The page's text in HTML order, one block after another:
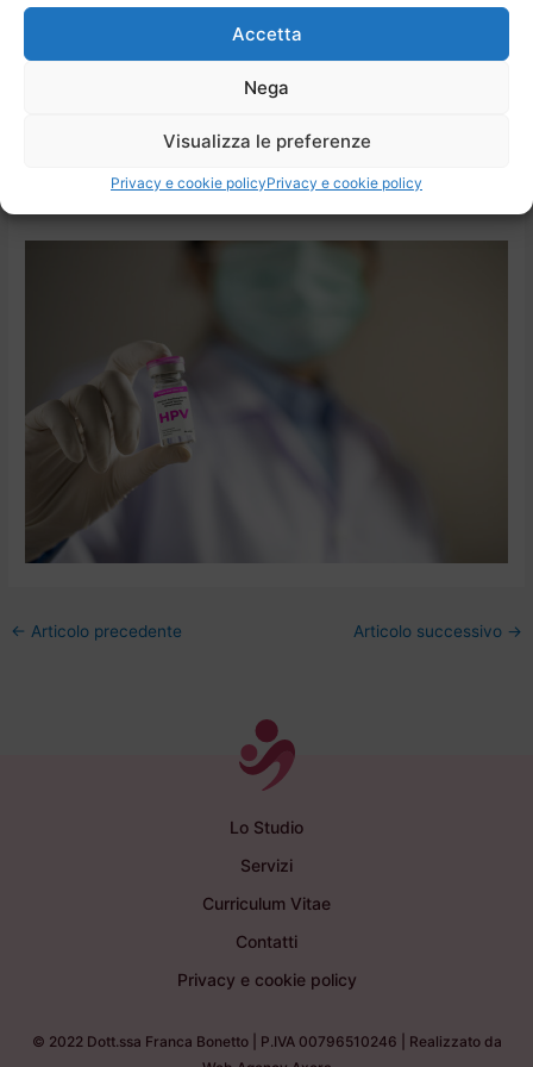
Accetta
Nega
Visualizza le preferenze
Privacy e cookie policyPrivacy e cookie policy
dell’occidente e protegge dai ceppi di HPV oncologicamente
Si tratta di un vaccino di ultima generazione che contiene
maggiormente efficace quando viene somministrato prima che
l’organismo sia entrato a contatto con l’HPV, dunque
← Articolo precedente Articolo successivo →
Lo Studio
Servizi
Curriculum Vitae
Contatti
Privacy e cookie policy
© 2022 Dott.ssa Franca Bonetto | P.IVA 00796510246 | Realizzato da